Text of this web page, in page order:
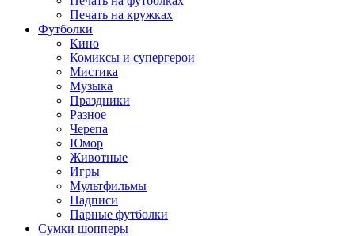
Печать на кружках
Футболки
Кино
Комиксы и супергерои
Мистика
Музыка
Праздники
Разное
Черепа
Юмор
Животные
Игры
Мультфильмы
Надписи
Парные футболки
Сумки шопперы